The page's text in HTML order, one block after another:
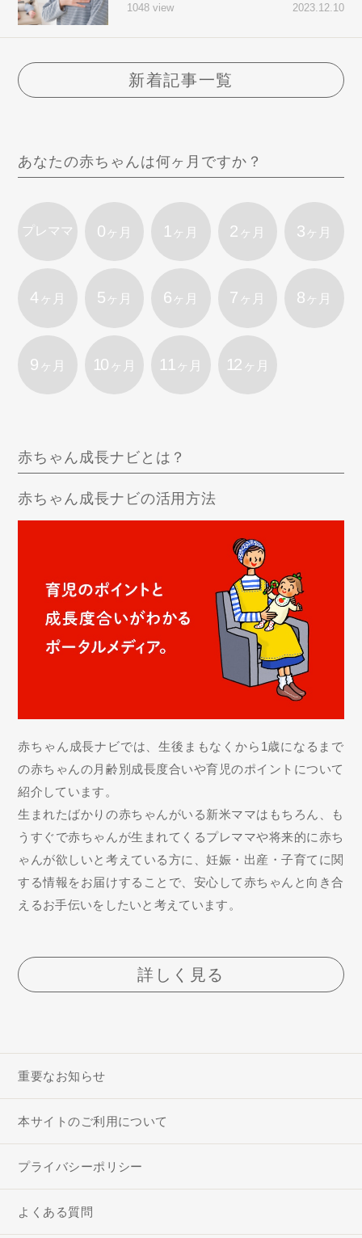
1048 view 2023.12.10
新着記事一覧
あなたの赤ちゃんは何ヶ月ですか？
プレママ 0 ヶ月 1 ヶ月 2 ヶ月 3 ヶ月
4 ヶ月 5 ヶ月 6 ヶ月 7 ヶ月 8 ヶ月
9 ヶ月 10 ヶ月 11 ヶ月 12 ヶ月
赤ちゃん成長ナビとは？
赤ちゃん成長ナビの活用方法
赤ちゃん成長ナビでは、生後まもなくから1歳になるまで
の赤ちゃんの月齢別成長度合いや育児のポイントについて
紹介しています。
生まれたばかりの赤ちゃんがいる新米ママはもちろん、も
うすぐで赤ちゃんが生まれてくるプレママや将来的に赤ち
ゃんが欲しいと考えている方に、妊娠・出産・子育てに関
する情報をお届けすることで、安心して赤ちゃんと向き合
えるお手伝いをしたいと考えています。
詳しく見る
重要なお知らせ
本サイトのご利用について
プライバシーポリシー
よくある質問